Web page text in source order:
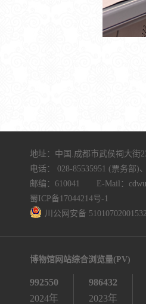
地址：中国.成都市武侯祠大街
电话：
028-85535951 (票务部)、
邮编：610041 E-Mail：
蜀ICP备17044214号-1
川公网安备
博物馆网站综合浏览量(PV)
992550
2024年
986432
2023年